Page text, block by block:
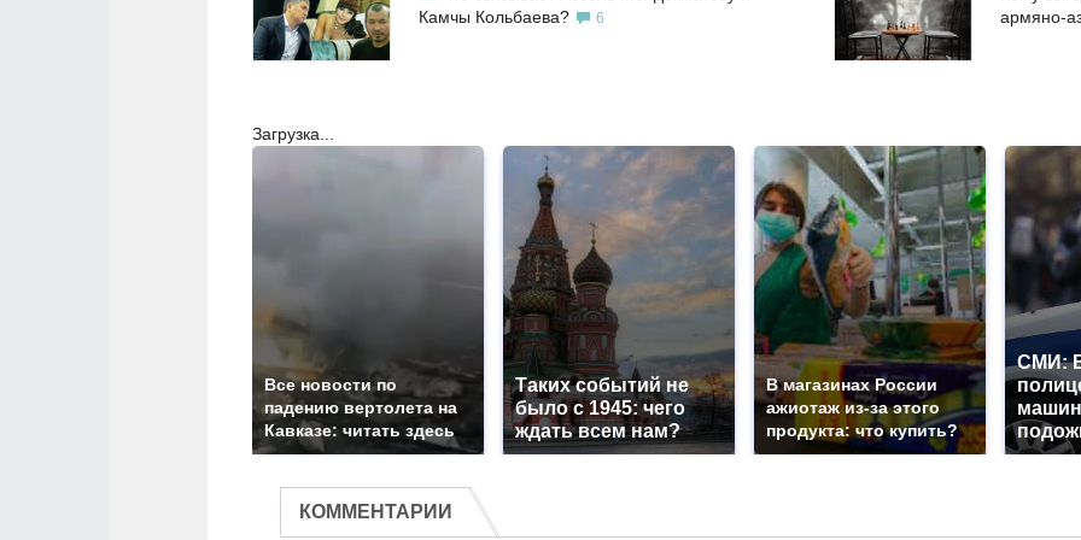
Камчы Кольбаева?
6
армяно-
Загрузка...
Все новости по
падению вертолета на
Кавказе: читать здесь
Таких событий не
было с 1945: чего
ждать всем нам?
В магазинах России
ажиотаж из-за этого
продукта: что купить?
СМИ:
КОММЕНТАРИИ